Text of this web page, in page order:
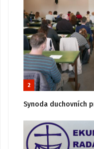
2
Synoda duchovních